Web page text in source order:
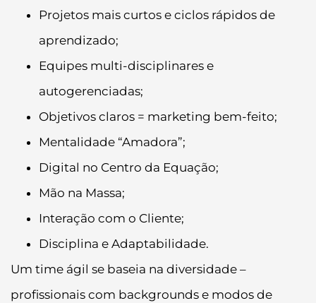
Projetos mais curtos e ciclos rápidos de
aprendizado;
Equipes multi-disciplinares e
autogerenciadas;
Objetivos claros = marketing bem-feito;
Mentalidade “Amadora”;
Digital no Centro da Equação;
Mão na Massa;
Interação com o Cliente;
Disciplina e Adaptabilidade.
Um time ágil se baseia na diversidade –
profissionais com backgrounds e modos de